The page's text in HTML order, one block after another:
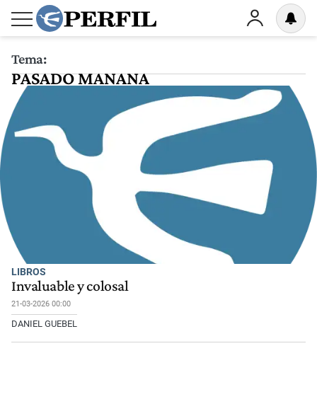
Tema:
PASADO MANANA
LIBROS
Invaluable y colosal
21-03-2026 00:00
DANIEL GUEBEL